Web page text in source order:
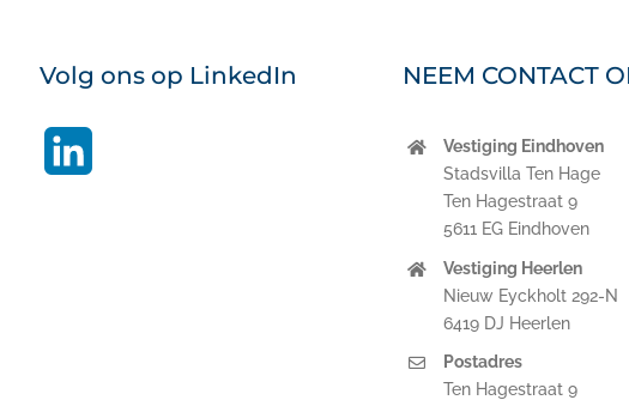
Volg ons op LinkedIn NEEM CONTACT
Vestiging Eindhoven
Stadsvilla Ten Hage
Ten Hagestraat 9
5611 EG Eindhoven
Vestiging Heerlen
Nieuw Eyckholt 292-N
6419 DJ Heerlen
Postadres
Ten Hagestraat 9